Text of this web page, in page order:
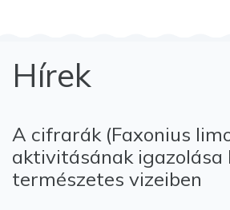
Hírek
A cifrarák (Faxonius
aktivitásának igazolása
természetes vizeiben